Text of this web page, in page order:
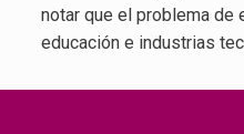
notar que el problema
educación e industrias